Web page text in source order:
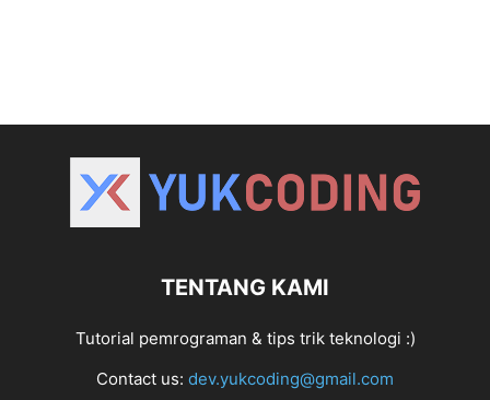
TENTANG KAMI
Tutorial pemrograman & tips trik teknologi :)
Contact us: dev.yukcoding@gmail.com